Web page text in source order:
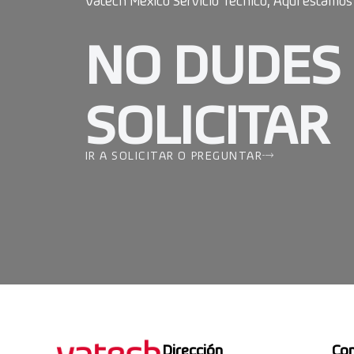
NO DUDES
SOLICITAR
IR A SOLICITAR O PREGUNTAR
Dirección